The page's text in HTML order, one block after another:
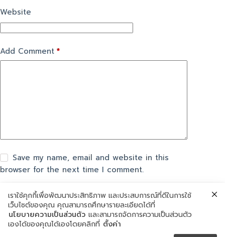
Website
Add Comment *
Save my name, email and website in this
browser for the next time I comment.
แสดงความเห็น
เราใช้คุกกี้เพื่อพัฒนาประสิทธิภาพ และประสบการณ์ที่ดีในการใช้
เว็บไซต์ของคุณ คุณสามารถศึกษารายละเอียดได้ที่
นโยบายความเป็นส่วนตัว และสามารถจัดการความเป็นส่วนตัว
เองได้ของคุณได้เองโดยคลิกที่ ตั้งค่า